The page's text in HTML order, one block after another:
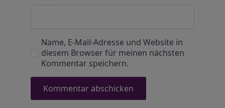
Name, E-Mail-Adresse und Website in
diesem Browser für meinen nächsten
Kommentar speichern.